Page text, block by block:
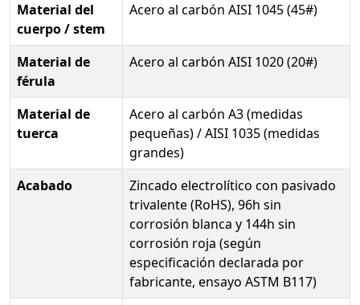
Material del
cuerpo / stem
Acero al carbón AISI 1045 (45#)
Material de
férula
Acero al carbón AISI 1020 (20#)
Material de
tuerca
Acero al carbón A3 (medidas
pequeñas) / AISI 1035 (medidas
grandes)
Acabado
Zincado electrolítico con pasivado
trivalente (RoHS), 96h sin
corrosión blanca y 144h sin
corrosión roja (según
especificación declarada por
fabricante, ensayo ASTM B117)